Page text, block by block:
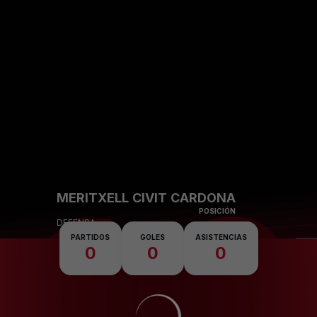
MERITXELL CIVIT CARDONA
POSICIÓN
DEFENSA
PARTIDOS
0
GOLES
0
ASISTENCIAS
0